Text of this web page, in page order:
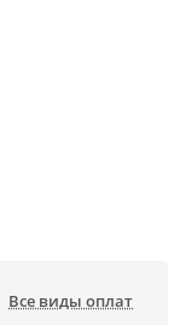
Все виды оплат